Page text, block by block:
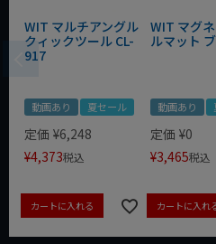
WIT マルチアングル
クィックツール CL-
917
動画あり 夏セール
定価 ¥6,248
¥4,373税込
カートに入れる
WIT マグ
ルマット
動画あり
定価 ¥0
¥3,465税込
カートに入れ